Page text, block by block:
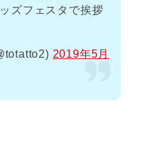
ズフェスタで挨拶
2019年5月